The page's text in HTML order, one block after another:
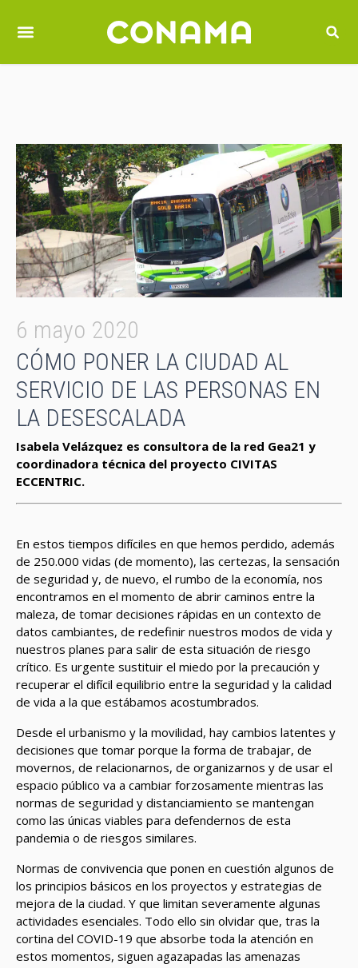
6 mayo 2020
CÓMO PONER LA CIUDAD AL
SERVICIO DE LAS PERSONAS EN
LA DESESCALADA
Isabela Velázquez es consultora de la red Gea21 y
coordinadora técnica del proyecto CIVITAS
ECCENTRIC.
En estos tiempos difíciles en que hemos perdido, además
de 250.000 vidas (de momento), las certezas, la sensación
de seguridad y, de nuevo, el rumbo de la economía, nos
encontramos en el momento de abrir caminos entre la
maleza, de tomar decisiones rápidas en un contexto de
datos cambiantes, de redefinir nuestros modos de vida y
nuestros planes para salir de esta situación de riesgo
crítico. Es urgente sustituir el miedo por la precaución y
recuperar el difícil equilibrio entre la seguridad y la calidad
de vida a la que estábamos acostumbrados.
Desde el urbanismo y la movilidad, hay cambios latentes y
decisiones que tomar porque la forma de trabajar, de
movernos, de relacionarnos, de organizarnos y de usar el
espacio público va a cambiar forzosamente mientras las
normas de seguridad y distanciamiento se mantengan
como las únicas viables para defendernos de esta
pandemia o de riesgos similares.
Normas de convivencia que ponen en cuestión algunos de
los principios básicos en los proyectos y estrategias de
mejora de la ciudad. Y que limitan severamente algunas
actividades esenciales. Todo ello sin olvidar que, tras la
cortina del COVID-19 que absorbe toda la atención en
estos momentos, siguen agazapadas las amenazas